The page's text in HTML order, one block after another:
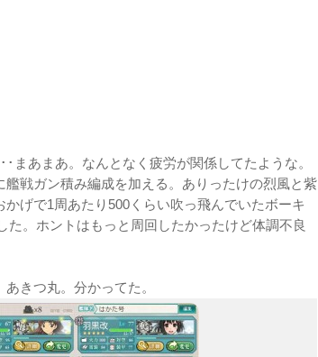
まあまあ。なんとなく疲労が関係してたような。
艦戦ガン積み編成を加える。ありったけの烈風と紫
げで1周あたり500くらい吹っ飛んでいたボーキ
た。ホントはもっと周回したかったけど体調不良
きつ丸。分かってた。